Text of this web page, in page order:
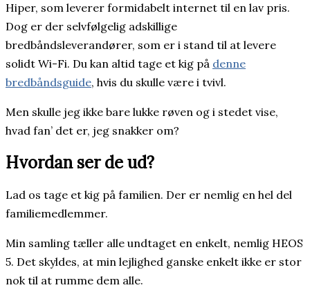
Hiper, som leverer formidabelt internet til en lav pris.
Dog er der selvfølgelig adskillige
bredbåndsleverandører, som er i stand til at levere
solidt Wi-Fi. Du kan altid tage et kig på denne
bredbåndsguide, hvis du skulle være i tvivl.
Men skulle jeg ikke bare lukke røven og i stedet vise,
hvad fan’ det er, jeg snakker om?
Hvordan ser de ud?
Lad os tage et kig på familien. Der er nemlig en hel del
familiemedlemmer.
Min samling tæller alle undtaget en enkelt, nemlig HEOS
5. Det skyldes, at min lejlighed ganske enkelt ikke er stor
nok til at rumme dem alle.